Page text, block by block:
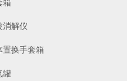
箱
消解仪
置换手套箱
罐